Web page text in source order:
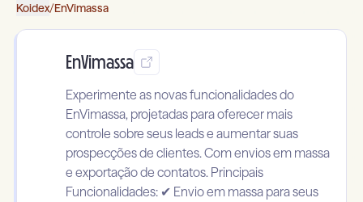
Koidex/EnVimassa
EnVimassa
Experimente as novas funcionalidades do
EnVimassa, projetadas para oferecer mais
controle sobre seus leads e aumentar suas
prospecções de clientes. Com envios em massa
e exportação de contatos. Principais
Funcionalidades: ✔ Envio em massa para seus